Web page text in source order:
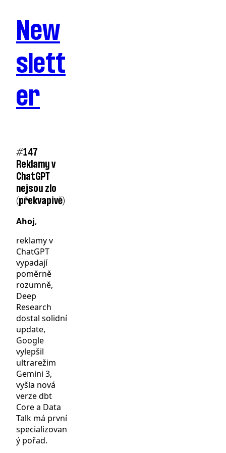
New
slett
er
#147
Reklamy v
ChatGPT
nejsou zlo
(překvapivě)
Ahoj,
reklamy v
ChatGPT
vypadají
poměrně
rozumně,
Deep
Research
dostal solidní
update,
Google
vylepšil
ultrarežim
Gemini 3,
vyšla nová
verze dbt
Core a Data
Talk má první
specializovan
ý pořad.